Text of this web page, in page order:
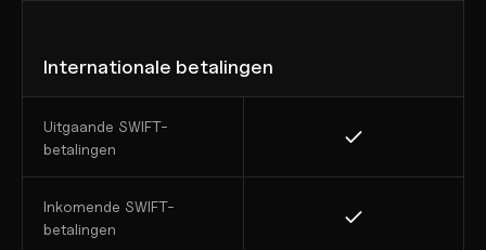
Internationale betalingen
Uitgaande SWIFT-
betalingen
Inkomende SWIFT-
betalingen